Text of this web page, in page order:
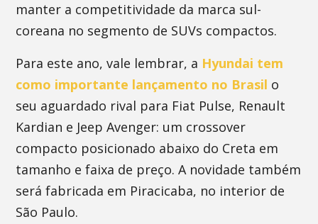
manter a competitividade da marca sul-
coreana no segmento de SUVs compactos.
Para este ano, vale lembrar, a Hyundai tem
como importante lançamento no Brasil o
seu aguardado rival para Fiat Pulse, Renault
Kardian e Jeep Avenger: um crossover
compacto posicionado abaixo do Creta em
tamanho e faixa de preço. A novidade também
será fabricada em Piracicaba, no interior de
São Paulo.